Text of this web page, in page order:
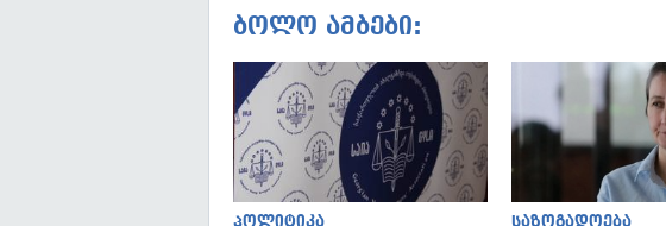
ბოლო ამბები:
გადახედვა
პოლიტიკა საზოგადოება